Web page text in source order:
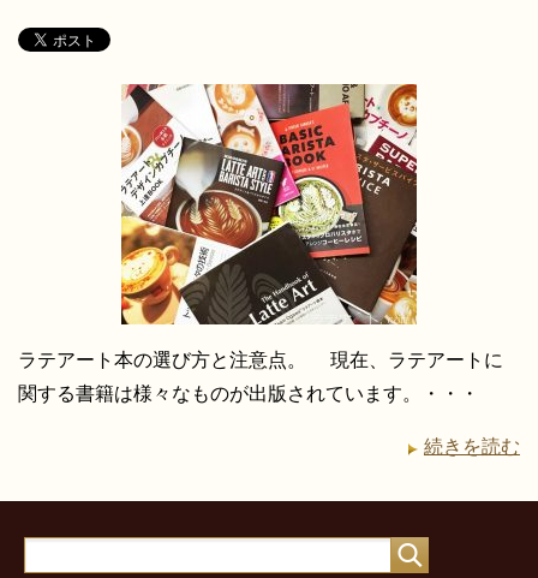
ラテアート本の選び方と注意点。 現在、ラテアートに
関する書籍は様々なものが出版されています。・・・
続きを読む